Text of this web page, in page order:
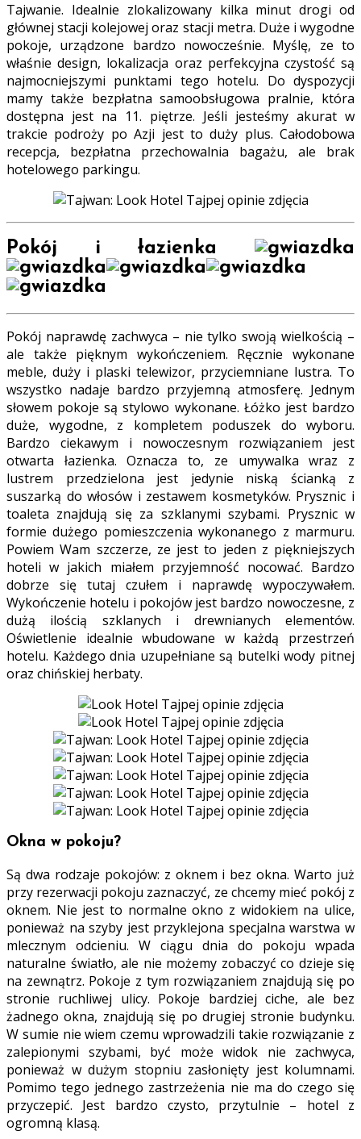
Tajwanie. Idealnie zlokalizowany kilka minut drogi od
głównej stacji kolejowej oraz stacji metra. Duże i wygodne
pokoje, urządzone bardzo nowocześnie. Myślę, ze to
właśnie design, lokalizacja oraz perfekcyjna czystość są
najmocniejszymi punktami tego hotelu. Do dyspozycji
mamy także bezpłatna samoobsługowa pralnie, która
dostępna jest na 11. piętrze. Jeśli jesteśmy akurat w
trakcie podroży po Azji jest to duży plus. Całodobowa
recepcja, bezpłatna przechowalnia bagażu, ale brak
hotelowego parkingu.
Pokój i łazienka
Pokój naprawdę zachwyca – nie tylko swoją wielkością –
ale także pięknym wykończeniem. Ręcznie wykonane
meble, duży i plaski telewizor, przyciemniane lustra. To
wszystko nadaje bardzo przyjemną atmosferę. Jednym
słowem pokoje są stylowo wykonane. Łóżko jest bardzo
duże, wygodne, z kompletem poduszek do wyboru.
Bardzo ciekawym i nowoczesnym rozwiązaniem jest
otwarta łazienka. Oznacza to, ze umywalka wraz z
lustrem przedzielona jest jedynie niską ścianką z
suszarką do włosów i zestawem kosmetyków. Prysznic i
toaleta znajdują się za szklanymi szybami. Prysznic w
formie dużego pomieszczenia wykonanego z marmuru.
Powiem Wam szczerze, ze jest to jeden z piękniejszych
hoteli w jakich miałem przyjemność nocować. Bardzo
dobrze się tutaj czułem i naprawdę wypoczywałem.
Wykończenie hotelu i pokojów jest bardzo nowoczesne, z
dużą ilością szklanych i drewnianych elementów.
Oświetlenie idealnie wbudowane w każdą przestrzeń
hotelu. Każdego dnia uzupełniane są butelki wody pitnej
oraz chińskiej herbaty.
Okna w pokoju?
Są dwa rodzaje pokojów: z oknem i bez okna. Warto już
przy rezerwacji pokoju zaznaczyć, ze chcemy mieć pokój z
oknem. Nie jest to normalne okno z widokiem na ulice,
ponieważ na szyby jest przyklejona specjalna warstwa w
mlecznym odcieniu. W ciągu dnia do pokoju wpada
naturalne światło, ale nie możemy zobaczyć co dzieje się
na zewnątrz. Pokoje z tym rozwiązaniem znajdują się po
stronie ruchliwej ulicy. Pokoje bardziej ciche, ale bez
żadnego okna, znajdują się po drugiej stronie budynku.
W sumie nie wiem czemu wprowadzili takie rozwiązanie z
zalepionymi szybami, być może widok nie zachwyca,
ponieważ w dużym stopniu zasłonięty jest kolumnami.
Pomimo tego jednego zastrzeżenia nie ma do czego się
przyczepić. Jest bardzo czysto, przytulnie – hotel z
ogromną klasą.